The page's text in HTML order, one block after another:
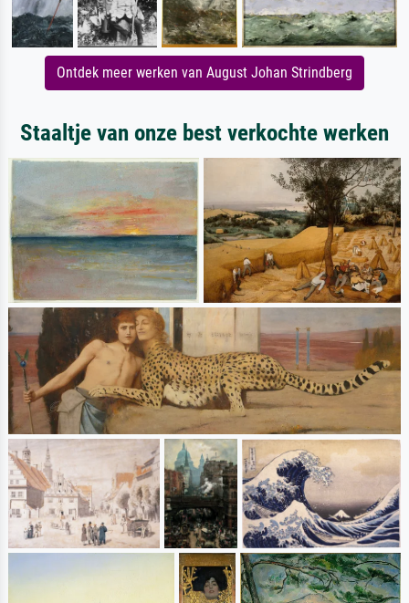
Ontdek meer werken van August Johan Strindberg
Staaltje van onze best verkochte werken